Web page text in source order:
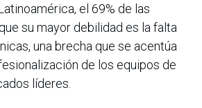
el 69% de las
su mayor debilidad es la falta
una brecha que se acentúa
de los equipos de
líderes.